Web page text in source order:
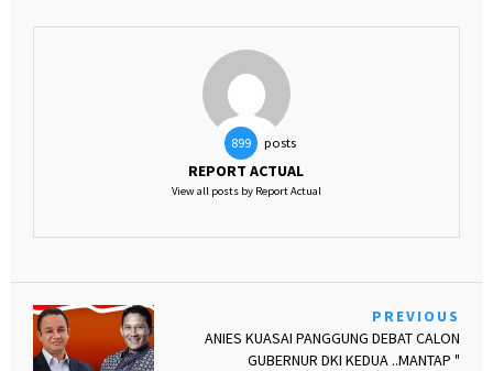
899 posts
REPORT ACTUAL
View all posts by Report Actual
PREVIOUS
ANIES KUASAI PANGGUNG DEBAT CALON
GUBERNUR DKI KEDUA ..MANTAP "